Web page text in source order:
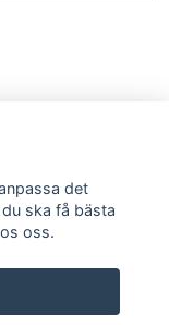
& Garanti
det
ska få bästa
oss.